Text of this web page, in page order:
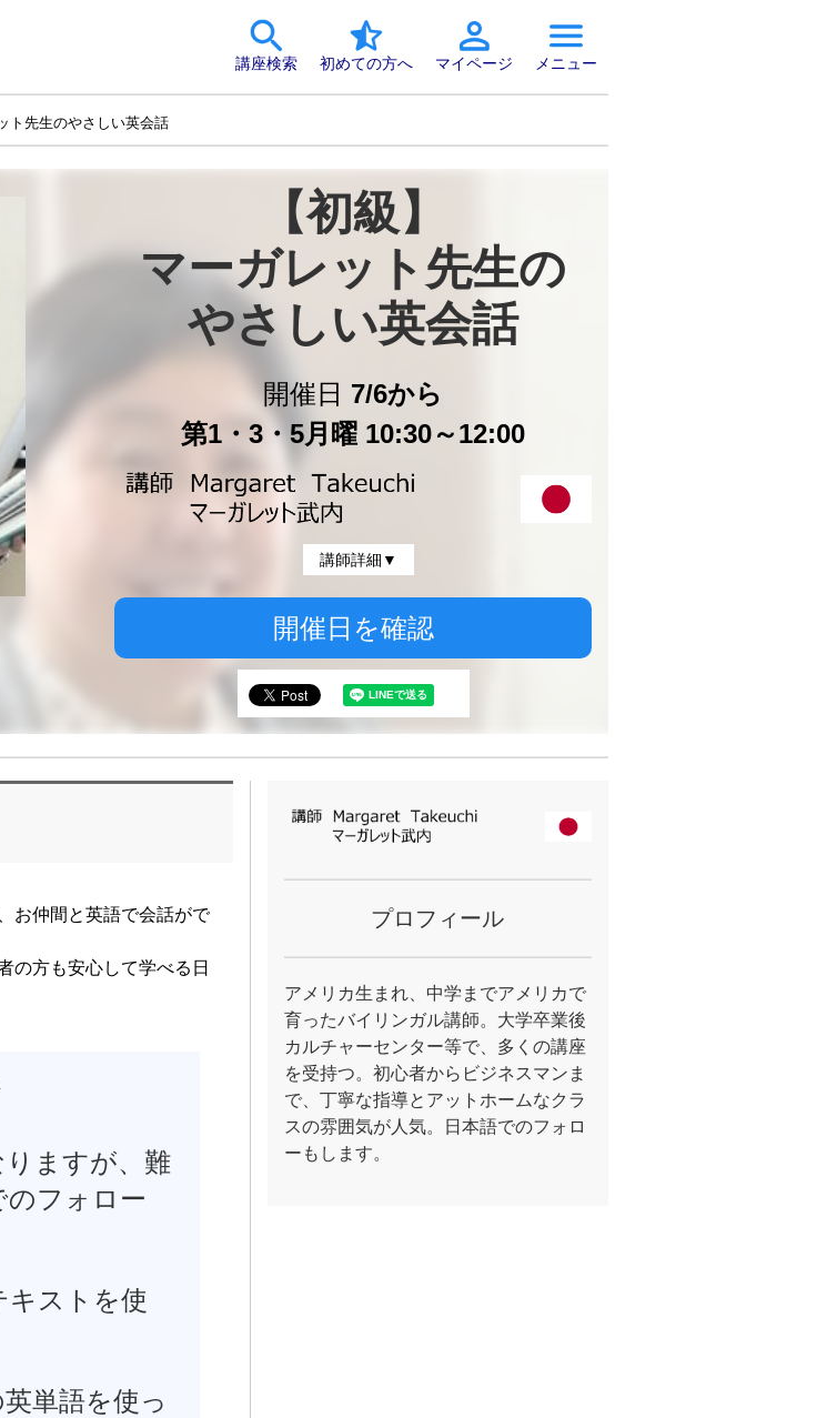
講座検索 初めての方へ マイページ メニュー
ト先生のやさしい英会話
【初級】
マーガレット先生の
やさしい英会話
開催日 7/6から
第1・3・5月曜 10:30～12:00
講師詳細▼
開催日を確認
お仲間と英語で会話がで
の方も安心して学べる日
ますが、難
のフォロー
キストを使
単語を使っ
プロフィール
アメリカ生まれ、中学までアメリカで
育ったバイリンガル講師。大学卒業後
カルチャーセンター等で、多くの講座
を受持つ。初心者からビジネスマンま
で、丁寧な指導とアットホームなクラ
スの雰囲気が人気。日本語でのフォロ
ーもします。